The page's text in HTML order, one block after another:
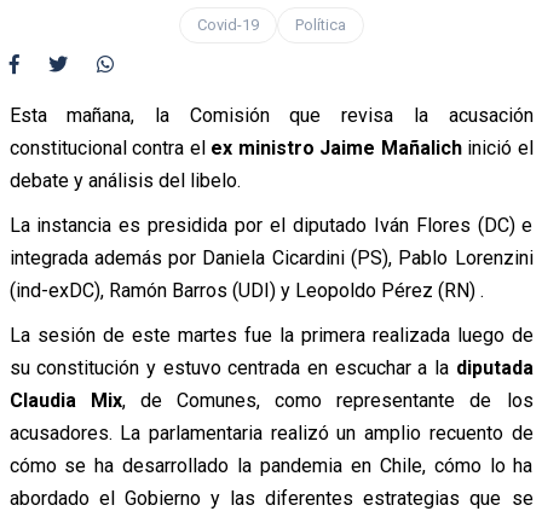
Covid-19 Política
Esta mañana, la Comisión que revisa la acusación
constitucional contra el ex ministro Jaime Mañalichinició el
debate y análisis del libelo.
La instancia es presidida por el diputado Iván Flores (DC) e
integrada además por Daniela Cicardini (PS), Pablo Lorenzini
(ind-exDC), Ramón Barros (UDI) y Leopoldo Pérez (RN) .
La sesión de este martes fue la primera realizada luego de
su constitución y estuvo centrada en escuchar a la diputada
Claudia Mix, de Comunes, como representante de los
acusadores. La parlamentaria realizó un amplio recuento de
cómo se ha desarrollado la pandemia en Chile, cómo lo ha
abordado el Gobierno y las diferentes estrategias que se